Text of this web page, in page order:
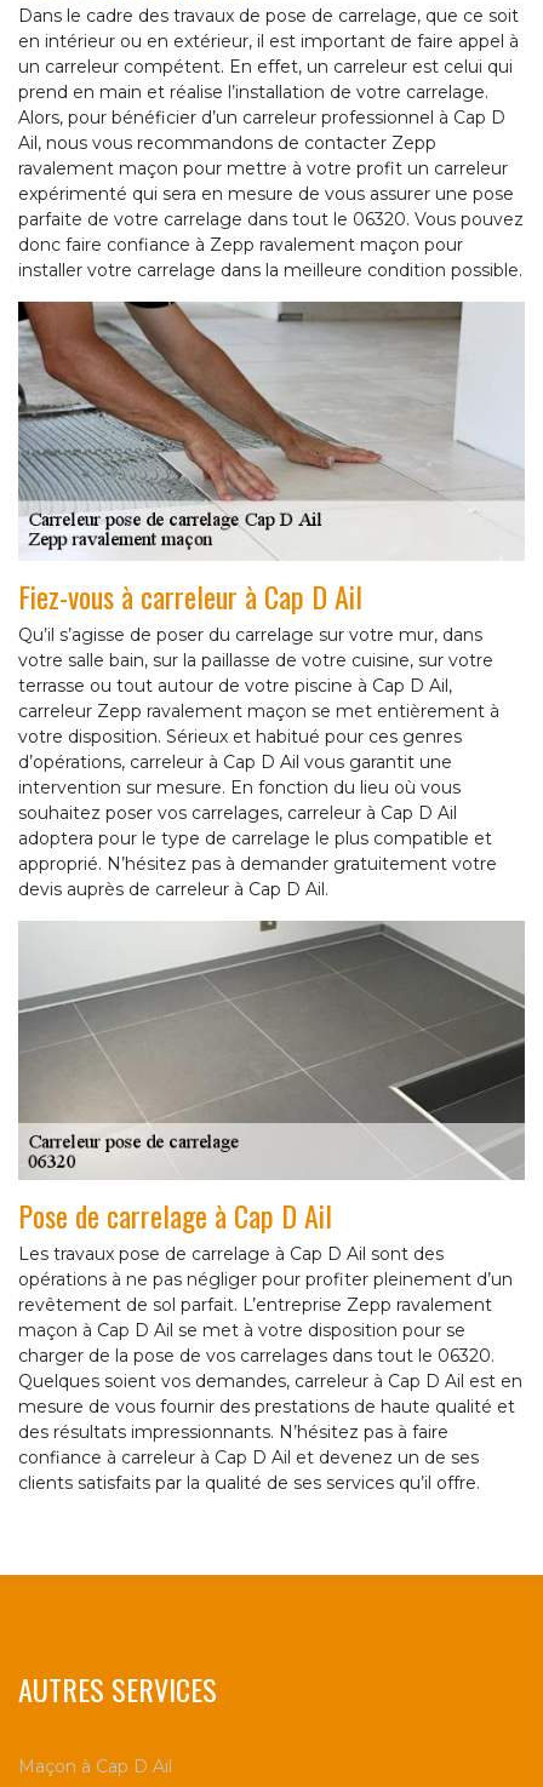
Dans le cadre des travaux de pose de carrelage, que ce soit
en intérieur ou en extérieur, il est important de faire appel à
un carreleur compétent. En effet, un carreleur est celui qui
prend en main et réalise l’installation de votre carrelage.
Alors, pour bénéficier d’un carreleur professionnel à Cap D
Ail, nous vous recommandons de contacter Zepp
ravalement maçon pour mettre à votre profit un carreleur
expérimenté qui sera en mesure de vous assurer une pose
parfaite de votre carrelage dans tout le 06320. Vous pouvez
donc faire confiance à Zepp ravalement maçon pour
installer votre carrelage dans la meilleure condition possible.
Fiez-vous à carreleur à Cap D Ail
Qu’il s’agisse de poser du carrelage sur votre mur, dans
votre salle bain, sur la paillasse de votre cuisine, sur votre
terrasse ou tout autour de votre piscine à Cap D Ail,
carreleur Zepp ravalement maçon se met entièrement à
votre disposition. Sérieux et habitué pour ces genres
d’opérations, carreleur à Cap D Ail vous garantit une
intervention sur mesure. En fonction du lieu où vous
souhaitez poser vos carrelages, carreleur à Cap D Ail
adoptera pour le type de carrelage le plus compatible et
approprié. N’hésitez pas à demander gratuitement votre
devis auprès de carreleur à Cap D Ail.
Pose de carrelage à Cap D Ail
Les travaux pose de carrelage à Cap D Ail sont des
opérations à ne pas négliger pour profiter pleinement d’un
revêtement de sol parfait. L’entreprise Zepp ravalement
maçon à Cap D Ail se met à votre disposition pour se
charger de la pose de vos carrelages dans tout le 06320.
Quelques soient vos demandes, carreleur à Cap D Ail est en
mesure de vous fournir des prestations de haute qualité et
des résultats impressionnants. N’hésitez pas à faire
confiance à carreleur à Cap D Ail et devenez un de ses
clients satisfaits par la qualité de ses services qu’il offre.
AUTRES SERVICES
Maçon à Cap D Ail